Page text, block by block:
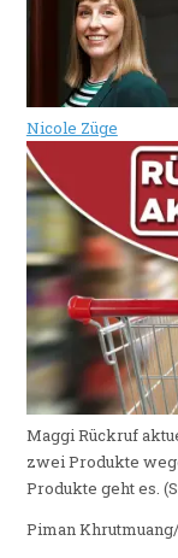
Nicole Züge
Maggi Rückruf
zwei Produkte
Produkte geht es.
Piman